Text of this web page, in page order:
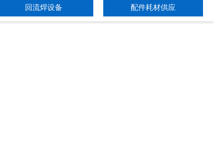
回流焊设备 配件耗材供应